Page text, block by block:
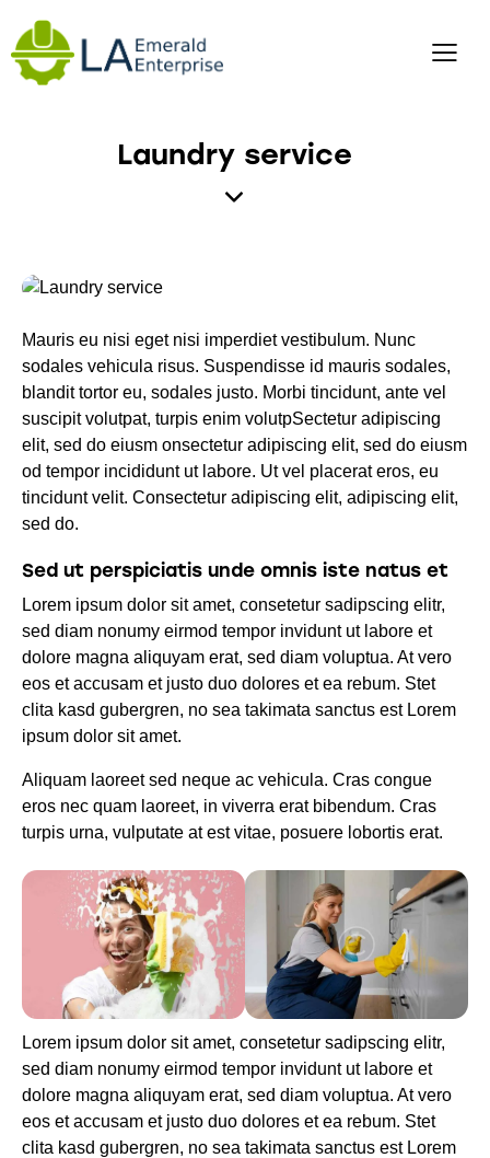
Laundry service
Mauris eu nisi eget nisi imperdiet vestibulum. Nunc
sodales vehicula risus. Suspendisse id mauris sodales,
blandit tortor eu, sodales justo. Morbi tincidunt, ante vel
suscipit volutpat, turpis enim volutpSectetur adipiscing
elit, sed do eiusm onsectetur adipiscing elit, sed do eiusm
od tempor incididunt ut labore. Ut vel placerat eros, eu
tincidunt velit. Consectetur adipiscing elit, adipiscing elit,
sed do.
Sed ut perspiciatis unde omnis iste natus et
Lorem ipsum dolor sit amet, consetetur sadipscing elitr,
sed diam nonumy eirmod tempor invidunt ut labore et
dolore magna aliquyam erat, sed diam voluptua. At vero
eos et accusam et justo duo dolores et ea rebum. Stet
clita kasd gubergren, no sea takimata sanctus est Lorem
ipsum dolor sit amet.
Aliquam laoreet sed neque ac vehicula. Cras congue
eros nec quam laoreet, in viverra erat bibendum. Cras
turpis urna, vulputate at est vitae, posuere lobortis erat.
Lorem ipsum dolor sit amet, consetetur sadipscing elitr,
sed diam nonumy eirmod tempor invidunt ut labore et
dolore magna aliquyam erat, sed diam voluptua. At vero
eos et accusam et justo duo dolores et ea rebum. Stet
clita kasd gubergren, no sea takimata sanctus est Lorem